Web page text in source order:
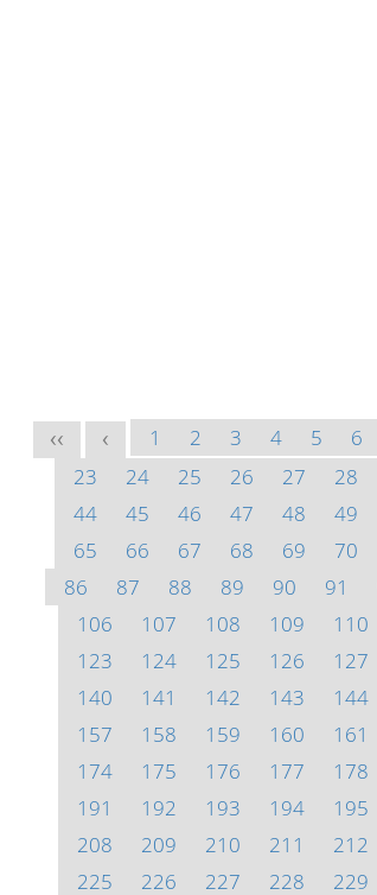
<< < 1 2 3 4 5 6
23
24 25 26 27 28
44
45 46 47 48 49
65
66 67 68 69 70
86
87 88 89 90 91
106
107 108 109 110
123
124 125 126 127
140
141 142 143 144
157
158 159 160 161
174
175 176 177 178
191
192 193 194 195
208
209 210 211 212
225
226 227 228 229